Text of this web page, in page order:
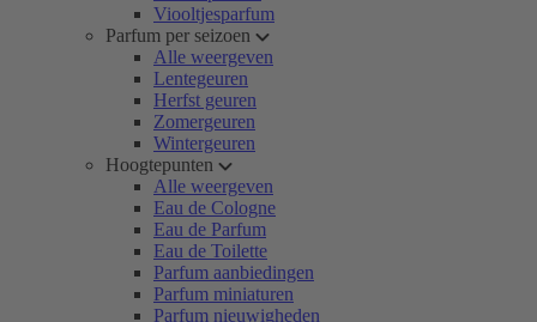
Viooltjesparfum
Parfum per seizoen
Alle weergeven
Lentegeuren
Herfst geuren
Zomergeuren
Wintergeuren
Hoogtepunten
Alle weergeven
Eau de Cologne
Eau de Parfum
Eau de Toilette
Parfum aanbiedingen
Parfum miniaturen
Parfum nieuwigheden